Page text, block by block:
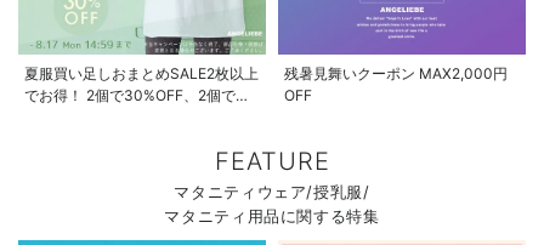
夏服買い足しおまとめSALE2枚以上
でお得！ 2個で30%OFF、2個で
残暑見舞いクーポン MAX2,000円
OFF
FEATURE
マタニティウェア/授乳服/
マタニティ用品に関する特集